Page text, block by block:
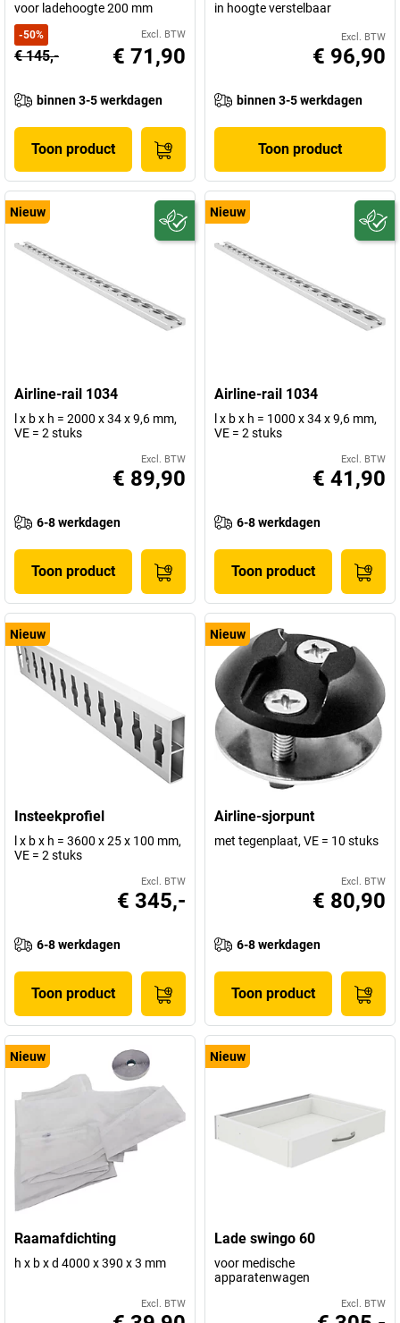
voor ladehoogte 200 mm
-50% Excl. BTW
€ 145,- € 71,90
binnen 3-5 werkdagen
Toon product
in hoogte verstelbaar
Excl. BTW
€ 96,90
binnen 3-5 werkdagen
Toon product
Nieuw
Airline-rail 1034
l x b x h = 2000 x 34 x 9,6 mm,
VE = 2 stuks
Excl. BTW
€ 89,90
6-8 werkdagen
Toon product
Nieuw
Airline-rail 1034
l x b x h = 1000 x 34 x 9,6 mm,
VE = 2 stuks
Excl. BTW
€ 41,90
6-8 werkdagen
Toon product
Nieuw
Insteekprofiel
l x b x h = 3600 x 25 x 100 mm,
VE = 2 stuks
Excl. BTW
€ 345,-
6-8 werkdagen
Toon product
Nieuw
Airline-sjorpunt
met tegenplaat, VE = 10 stuks
Excl. BTW
€ 80,90
6-8 werkdagen
Toon product
Nieuw
Raamafdichting
h x b x d 4000 x 390 x 3 mm
Excl. BTW
Nieuw
Lade swingo 60
voor medische
apparatenwagen
Excl. BTW